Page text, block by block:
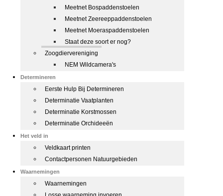
Meetnet Bospaddenstoelen
Meetnet Zeereeppaddenstoelen
Meetnet Moeraspaddenstoelen
Staat deze soort er nog?
Zoogdiervereniging
NEM Wildcamera's
Determineren
Eerste Hulp Bij Determineren
Determinatie Vaatplanten
Determinatie Korstmossen
Determinatie Orchideeën
Het veld in
Veldkaart printen
Contactpersonen Natuurgebieden
Waarnemingen
Waarnemingen